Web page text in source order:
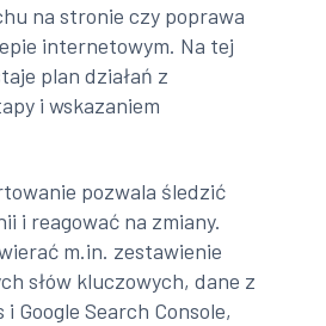
na stronie czy poprawa
internetowym. Na tej
plan działań z
i wskazaniem
pozwala śledzić
i reagować na zmiany.
m.in. zestawienie
słów kluczowych, dane z
i Google Search Console,